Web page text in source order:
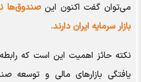
می‌توان گفت اکنون اینصندوق‌ها
بازار سرمایه ایران دارند.
نکته حائز اهمیت این است که
یافتگی بازارهای مالی و توسعه